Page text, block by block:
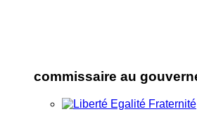
commissaire au